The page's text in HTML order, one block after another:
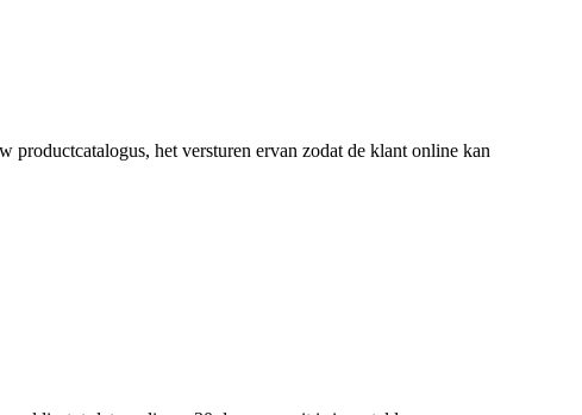
het versturen ervan zodat de klant online kan